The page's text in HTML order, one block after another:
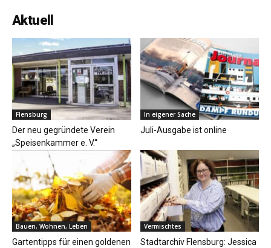
Aktuell
Flensburg
Der neu gegründete Verein
„Speisenkammer e. V.“
In eigener Sache
Juli-Ausgabe ist online
Bauen, Wohnen, Leben
Gartentipps für einen goldenen
Vermischtes
Stadtarchiv Flensburg: Jessica